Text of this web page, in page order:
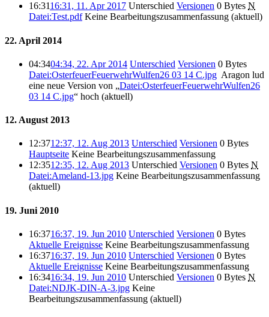
16:3116:31, 11. Apr 2017 Unterschied Versionen 0 Bytes N
Datei:Test.pdf‎Keine Bearbeitungszusammenfassung (aktuell)
22. April 2014
04:3404:34, 22. Apr 2014 Unterschied Versionen 0 Bytes
Datei:OsterfeuerFeuerwehrWulfen26 03 14 C.jpg Aragon lud
eine neue Version von „Datei:OsterfeuerFeuerwehrWulfen26
03 14 C.jpg“ hoch (aktuell)
12. August 2013
12:3712:37, 12. Aug 2013 Unterschied Versionen 0 Bytes
Hauptseite Keine Bearbeitungszusammenfassung
12:3512:35, 12. Aug 2013 Unterschied Versionen 0 Bytes N
Datei:Ameland-13.jpg Keine Bearbeitungszusammenfassung
(aktuell)
19. Juni 2010
16:3716:37, 19. Jun 2010 Unterschied Versionen 0 Bytes
Aktuelle Ereignisse Keine Bearbeitungszusammenfassung
16:3716:37, 19. Jun 2010 Unterschied Versionen 0 Bytes
Aktuelle Ereignisse Keine Bearbeitungszusammenfassung
16:3416:34, 19. Jun 2010 Unterschied Versionen 0 Bytes N
Datei:NDJK-DIN-A-3.jpg Keine
Bearbeitungszusammenfassung (aktuell)